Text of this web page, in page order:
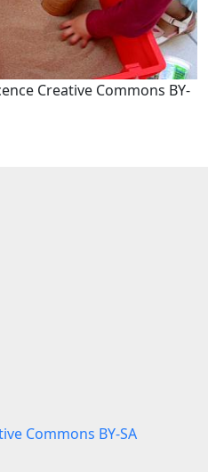
Creative Commons BY-
Commons BY-SA